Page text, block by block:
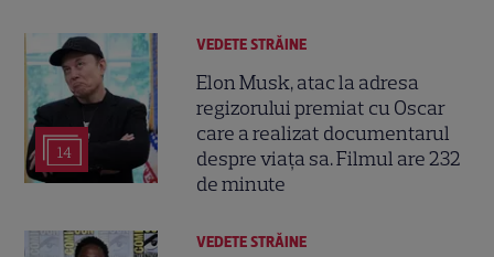
14
VEDETE STRĂINE
Elon Musk, atac la adresa
regizorului premiat cu Oscar
care a realizat documentarul
despre viața sa. Filmul are 232
de minute
VEDETE STRĂINE